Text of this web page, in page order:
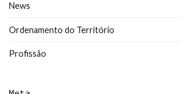
News
Ordenamento do Território
Profissão